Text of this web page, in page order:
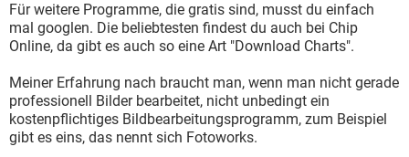
Für weitere Programme, die gratis sind, musst du einfach
mal googlen. Die beliebtesten findest du auch bei Chip
Online, da gibt es auch so eine Art "Download Charts".
Meiner Erfahrung nach braucht man, wenn man nicht gerade
professionell Bilder bearbeitet, nicht unbedingt ein
kostenpflichtiges Bildbearbeitungsprogramm, zum Beispiel
gibt es eins, das nennt sich Fotoworks.